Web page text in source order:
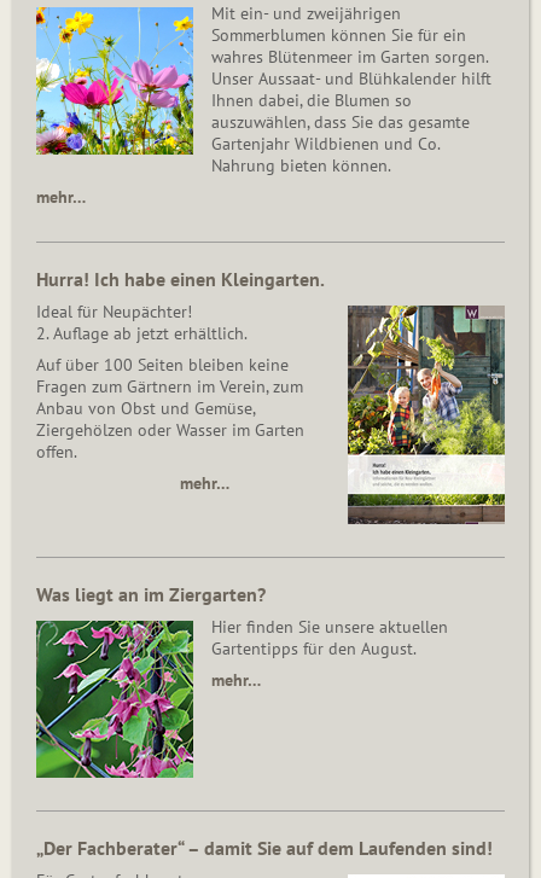
Mit ein- und zweijährigen
Sommerblumen können Sie für ein
wahres Blütenmeer im Garten sorgen.
Unser Aussaat- und Blühkalender hilft
Ihnen dabei, die Blumen so
auszuwählen, dass Sie das gesamte
Gartenjahr Wildbienen und Co.
Nahrung bieten können.
mehr…
Hurra! Ich habe einen Kleingarten.
Ideal für Neupächter!
2. Auflage ab jetzt erhältlich.
Auf über 100 Seiten bleiben keine
Fragen zum Gärtnern im Verein, zum
Anbau von Obst und Gemüse,
Ziergehölzen oder Wasser im Garten
offen.
mehr…
Was liegt an im Ziergarten?
Hier finden Sie unsere aktuellen
Gartentipps für den August.
mehr…
„Der Fachberater“ – damit Sie auf dem Laufenden sind!